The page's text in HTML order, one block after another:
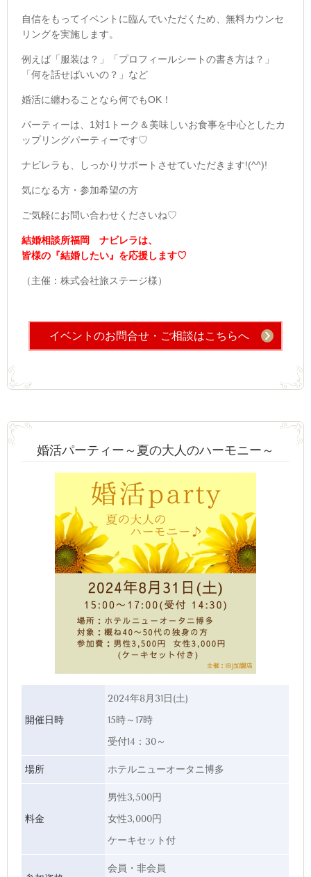
自信をもってイベントに臨んでいただくため、無料カウンセ
リングを実施します。
例えば「服装は？」「プロフィールシートの書き方は？」
「何を話せばいいの？」など
婚活に纏わることなら何でもOK！
パーティーは、1対1トーク＆美味しいお食事を中心としたカ
ップリングパーティーです♡
ナビレラも、しっかりサポートさせていただきます!(^^)!
気になる方・参加希望の方
ご気軽にお問い合わせくださいね♡
結婚相談所福岡 ナビレラは、
皆様の『結婚したい』を応援します♡
（主催：株式会社旅ステージ様）
イベントのお問合せ・ご相談はこちらへ
婚活パーティー～夏の大人のハーモニー～
開催日時
2024年8月31日(土)
15時～17時
受付14：30～
場所 ホテルニューオータニ博多
料金
男性3,500円
女性3,000円
ケーキセット付
会員・非会員